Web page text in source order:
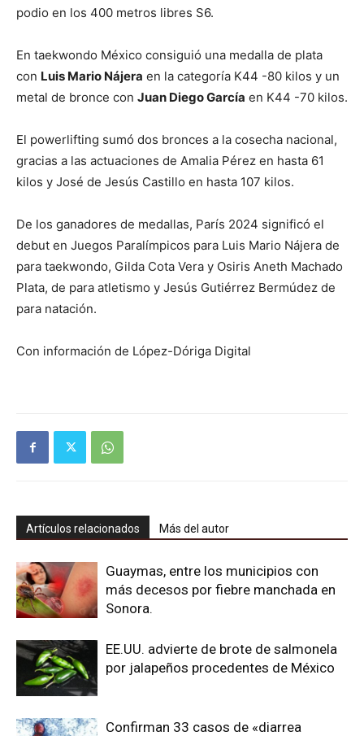
podio en los 400 metros libres S6.
En taekwondo México consiguió una medalla de plata
con Luis Mario Nájera en la categoría K44 -80 kilos y un
metal de bronce con Juan Diego García en K44 -70 kilos.
El powerlifting sumó dos bronces a la cosecha nacional,
gracias a las actuaciones de Amalia Pérez en hasta 61
kilos y José de Jesús Castillo en hasta 107 kilos.
De los ganadores de medallas, París 2024 significó el
debut en Juegos Paralímpicos para Luis Mario Nájera de
para taekwondo, Gilda Cota Vera y Osiris Aneth Machado
Plata, de para atletismo y Jesús Gutiérrez Bermúdez de
para natación.
Con información de López-Dóriga Digital
Artículos relacionados Más del autor
Guaymas, entre los municipios con
más decesos por fiebre manchada en
Sonora.
EE.UU. advierte de brote de salmonela
por jalapeños procedentes de México
Confirman 33 casos de «diarrea